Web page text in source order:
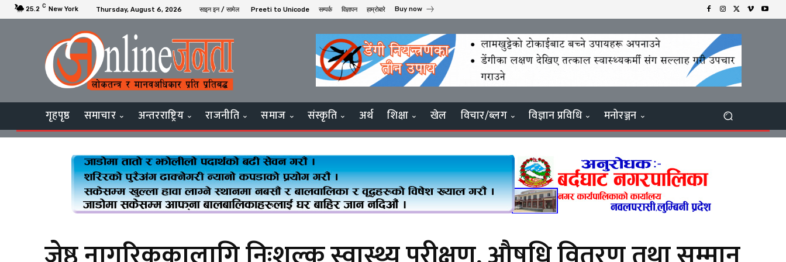
25.2 C New York Thursday, August 6, 2026 साइन इन / सामेल Preeti to Unicode सम्पर्क विज्ञापन हाम्रोबारे Buy now
गृहपृष्ठ समाचार अन्तरराष्ट्रिय राजनीति समाज संस्कृति अर्थ शिक्षा खेल विचार/ब्लग विज्ञान प्रविधि मनोरञ्जन